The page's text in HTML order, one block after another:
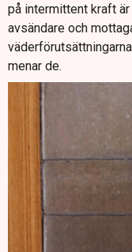
på intermittent kraft
avsändare och
menar de.